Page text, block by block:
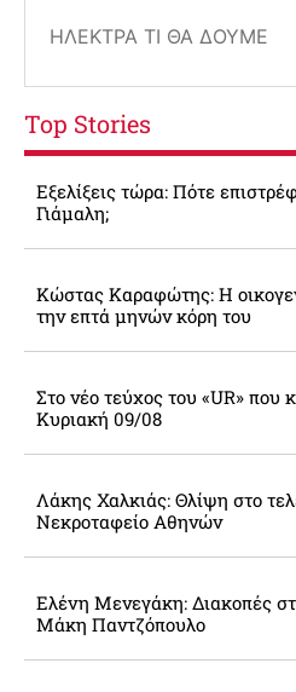
ΗΛΈΚΤΡΑ ΤΙ ΘΑ ΔΟΎΜΕ
Top Stories
Εξελίξεις τώρα: Πότε
Γιάμαλη;
Κώστας Καραφώτης: Η
την επτά μηνών κόρη του
Στο νέο τεύχος του «UR» που
Κυριακή 09/08
Λάκης Χαλκιάς: Θλίψη στο
Νεκροταφείο Αθηνών
Ελένη Μενεγάκη: Διακοπές
Μάκη Παντζόπουλο